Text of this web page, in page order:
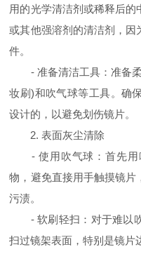
用的光学清洁剂或稀释后
或其他强溶剂的清洁剂，因
件。
- 准备清洁工具：准备柔
妆刷)和吹气球等工具。确
设计的，以避免划伤镜片。
2. 表面灰尘清除
- 使用吹气球：首先用
物，避免直接用手触摸镜片
污渍。
- 软刷轻扫：对于难以吹
扫过镜架表面，特别是镜片